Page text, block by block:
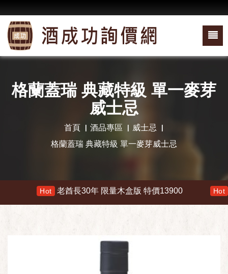
格蘭蓋瑞 典藏特級 單一麥芽
威士忌
首頁 酒品專區
威士忌
格蘭蓋瑞 典藏特級 單一麥芽威士忌
老酋長30年 限量木盒版 特價13900 響